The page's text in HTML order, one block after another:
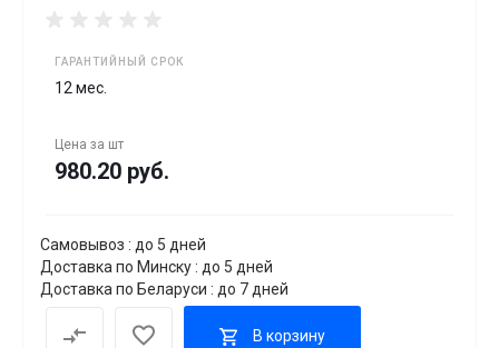
ГАРАНТИЙНЫЙ СРОК
12 мес.
Цена за шт
980.20 руб.
Самовывоз : до 5 дней
Доставка по Минску : до 5 дней
Доставка по Беларуси : до 7 дней
В корзину